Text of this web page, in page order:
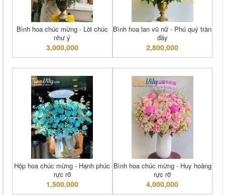
Bình hoa chúc mừng - Lời chúc
như ý
3,000,000
Bình hoa lan vũ nữ - Phú quý tràn
đầy
2,800,000
Hộp hoa chúc mừng - Hạnh phúc
rực rỡ
1,500,000
Bình hoa chúc mừng - Huy hoàng
rực rỡ
4,000,000